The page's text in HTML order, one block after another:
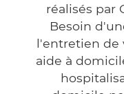
réalisés par
Besoin
l'entretien de
aide à